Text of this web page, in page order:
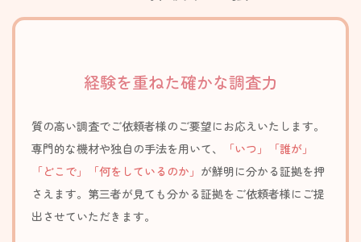
経験を重ねた確かな調査力
質の高い調査でご依頼者様のご要望にお応えいたします。
専門的な機材や独自の手法を用いて、
「いつ」「誰が」
「どこで」「何をしているのか」 が鮮明に分かる証拠を押
さえます。第三者が見ても分かる証拠をご依頼者様にご提
出させていただきます。